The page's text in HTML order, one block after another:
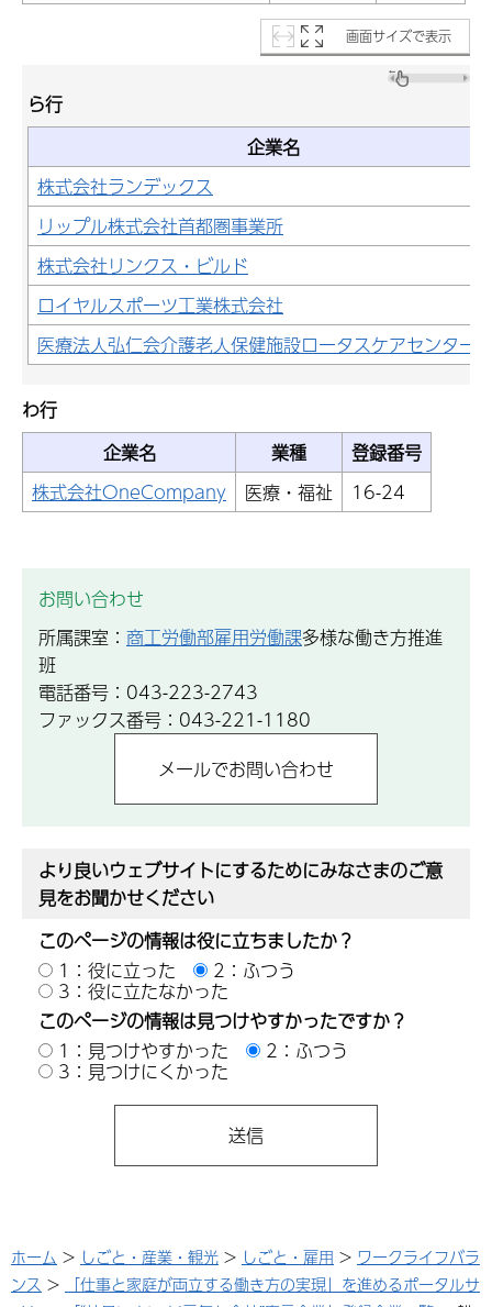
画面サイズで表示
ら行
企業名
株式会社ランデックス
リップル株式会社首都圏事業所
株式会社リンクス・ビルド
ロイヤルスポーツ工業株式会社
医療法人弘仁会介護老人保健施設ロータスケアセンター
わ行
企業名
業種
登録番号
株式会社OneCompany
医療・福祉 16-24
お問い合わせ
所属課室： 商工労働部雇用労働課多様な働き方推進
班
電話番号：043-223-2743
ファックス番号：043-221-1180
より良いウェブサイトにするためにみなさまのご意
見をお聞かせください
このページの情報は役に立ちましたか？
1：役に立った
2：ふつう
3：役に立たなかった
このページの情報は見つけやすかったですか？
1：見つけやすかった
2：ふつう
3：見つけにくかった
ホーム > しごと・産業・観光 > しごと・雇用 > ワークライフバラ
ンス >
「仕事と家庭が両立する働き方の実現」を進めるポータルサ